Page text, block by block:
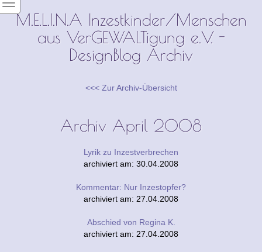
M.E.L.I.N.A Inzestkinder/Menschen
aus VerGEWALTigung e.V. -
DesignBlog Archiv
<<< Zur Archiv-Übersicht
Archiv April 2008
Lyrik zu Inzestverbrechen
archiviert am: 30.04.2008
Kommentar: Nur Inzestopfer?
archiviert am: 27.04.2008
Abschied von Regina K.
archiviert am: 27.04.2008